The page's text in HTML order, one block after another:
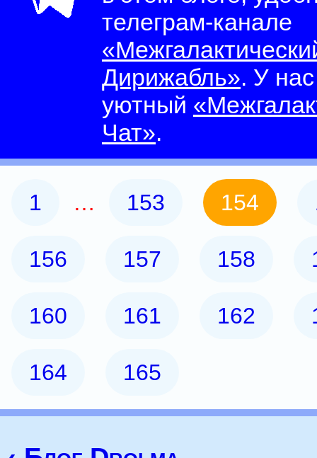
телеграм-канале
Дирижабль». У
уютный
Чат».
1 … 153 154
156 157 158
160 161 162
164 165